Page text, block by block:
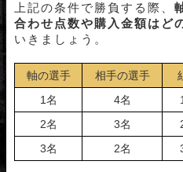
上記の条件で勝負する際、
合わせ点数や購入金額はど
いきましょう。
軸の選手 相手の選手
1名
4名
2名
3名
3名
2名